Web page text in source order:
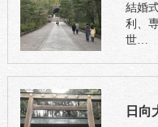
結婚
利、
世…